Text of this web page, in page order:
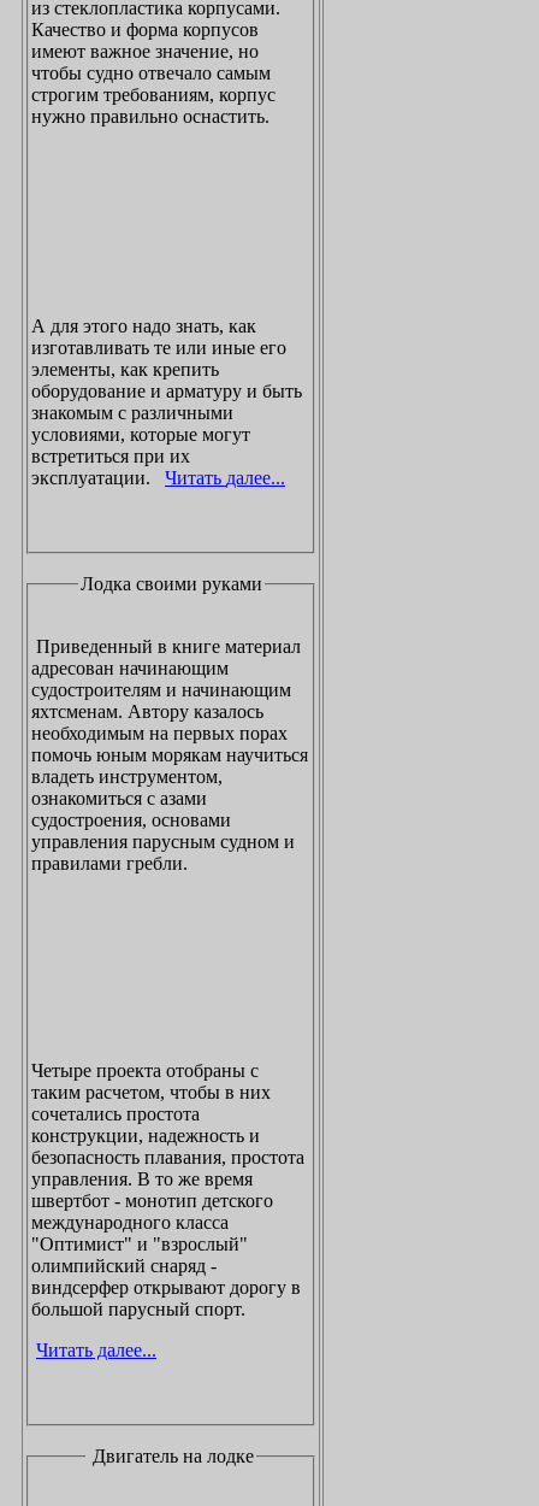
из стеклопластика корпусами.
Качество и форма корпусов
имеют важное значение, но
чтобы судно отвечало самым
строгим требованиям, корпус
нужно правильно оснастить.
А для этого надо знать, как
изготавливать те или иные его
элементы, как крепить
оборудование и арматуру и быть
знакомым с различными
условиями, которые могут
встретиться при их
эксплуатации.
Читать далее...
Лодка своими руками
Приведенный в книге материал
адресован начинающим
судостроителям и начинающим
яхтсменам. Автору казалось
необходимым на первых порах
помочь юным морякам научиться
владеть инструментом,
ознакомиться с азами
судостроения, основами
управления парусным судном и
правилами гребли.
Четыре проекта отобраны с
таким расчетом, чтобы в них
сочетались простота
конструкции, надежность и
безопасность плавания, простота
управления. В то же время
швертбот - монотип детского
международного класса
"Оптимист" и "взрослый"
олимпийский снаряд -
виндсерфер открывают дорогу в
большой парусный спорт.
Читать далее...
Двигатель на лодке